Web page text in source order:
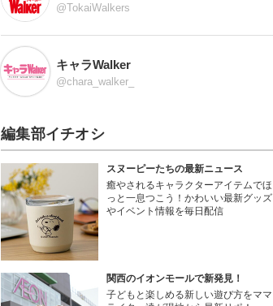
@TokaiWalkers
キャラWalker
@chara_walker_
編集部イチオシ
スヌーピーたちの最新ニュース
癒やされるキャラクターアイテムでほ
っと一息つこう！かわいい最新グッズ
やイベント情報を毎日配信
関西のイオンモールで新発見！
子どもと楽しめる新しい遊び方をママ